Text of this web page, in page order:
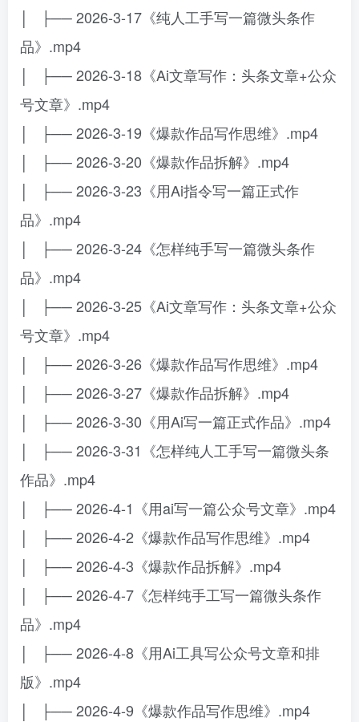
│ ├── 2026-3-17《纯人工手写一篇微头条作
品》.mp4
│ ├── 2026-3-18《Ai文章写作：头条文章+公众
号文章》.mp4
│ ├── 2026-3-19《爆款作品写作思维》.mp4
│ ├── 2026-3-20《爆款作品拆解》.mp4
│ ├── 2026-3-23《用Ai指令写一篇正式作
品》.mp4
│ ├── 2026-3-24《怎样纯手写一篇微头条作
品》.mp4
│ ├── 2026-3-25《Ai文章写作：头条文章+公众
号文章》.mp4
│ ├── 2026-3-26《爆款作品写作思维》.mp4
│ ├── 2026-3-27《爆款作品拆解》.mp4
│ ├── 2026-3-30《用Ai写一篇正式作品》.mp4
│ ├── 2026-3-31《怎样纯人工手写一篇微头条
作品》.mp4
│ ├── 2026-4-1《用ai写一篇公众号文章》.mp4
│ ├── 2026-4-2《爆款作品写作思维》.mp4
│ ├── 2026-4-3《爆款作品拆解》.mp4
│ ├── 2026-4-7《怎样纯手工写一篇微头条作
品》.mp4
│ ├── 2026-4-8《用Ai工具写公众号文章和排
版》.mp4
│ ├── 2026-4-9《爆款作品写作思维》.mp4